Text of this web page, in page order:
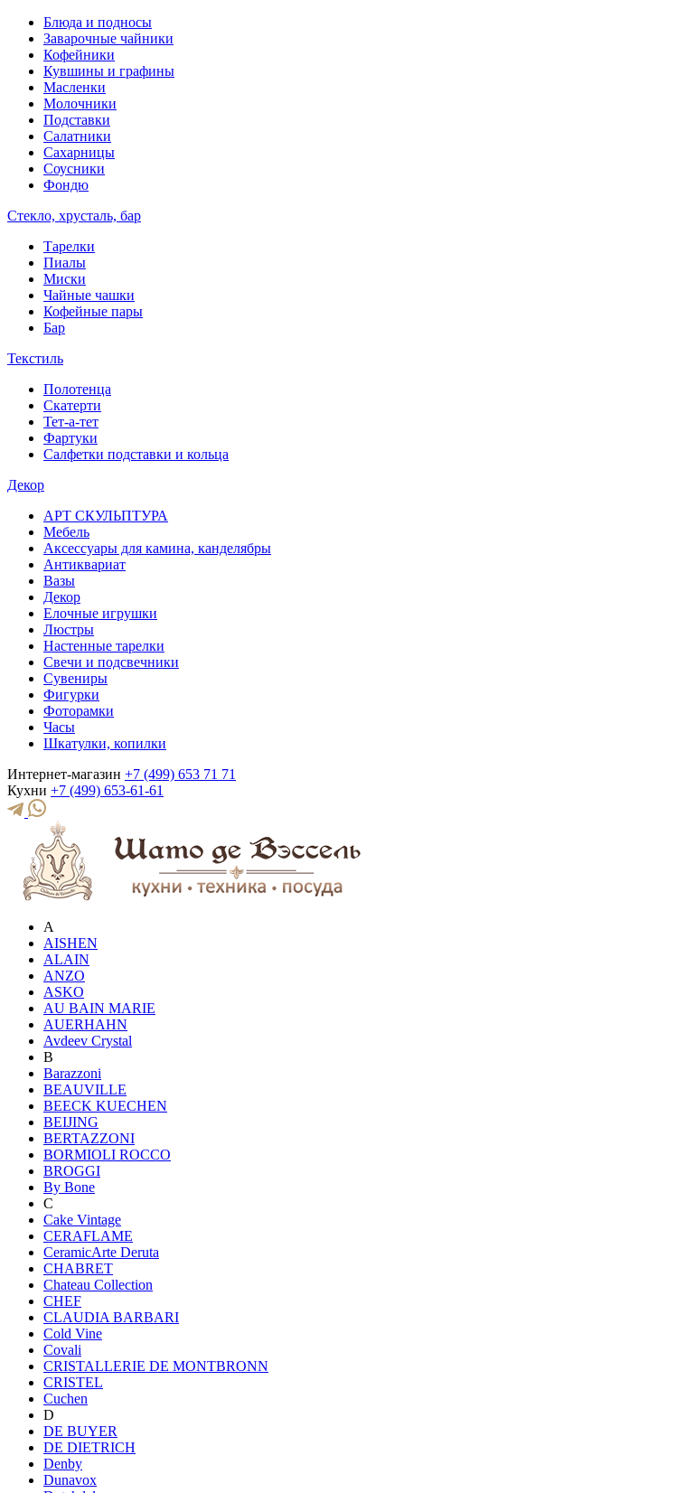
Блюда и подносы
Заварочные чайники
Кофейники
Кувшины и графины
Масленки
Молочники
Подставки
Салатники
Сахарницы
Соусники
Фондю
Стекло, хрусталь, бар
Тарелки
Пиалы
Миски
Чайные чашки
Кофейные пары
Бар
Текстиль
Полотенца
Скатерти
Тет-а-тет
Фартуки
Салфетки подставки и кольца
Декор
АРТ СКУЛЬПТУРА
Мебель
Аксессуары для камина, канделябры
Антиквариат
Вазы
Декор
Елочные игрушки
Люстры
Настенные тарелки
Свечи и подсвечники
Сувениры
Фигурки
Фоторамки
Часы
Шкатулки, копилки
Интернет-магазин +7 (499) 653 71 71
Кухни +7 (499) 653-61-61
A
AISHEN
ALAIN
ANZO
ASKO
AU BAIN MARIE
AUERHAHN
Avdeev Crystal
B
Barazzoni
BEAUVILLE
BEECK KUECHEN
BEIJING
BERTAZZONI
BORMIOLI ROCCO
BROGGI
By Bone
C
Cake Vintage
CERAFLAME
CeramicArte Deruta
CHABRET
Chateau Collection
CHEF
CLAUDIA BARBARI
Cold Vine
Covali
CRISTALLERIE DE MONTBRONN
CRISTEL
Cuchen
D
DE BUYER
DE DIETRICH
Denby
Dunavox